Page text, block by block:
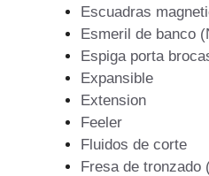
Escuadras
Esmeril de banco
Espiga porta
Expansible
Extension
Feeler
Fluidos de corte
Fresa de tronzado